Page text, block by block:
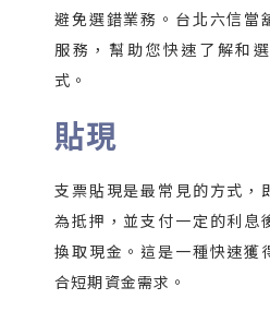
避免選錯業務。台北六信當
服務，幫助您快速了解和
式。
貼現
支票貼現是最常見的方式，
為抵押，並支付一定的利息
換取現金。這是一種快速獲
合短期資金需求。